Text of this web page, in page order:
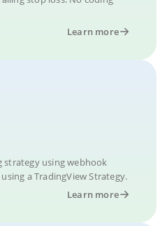
Learn more
strategy using webhook
a TradingView Strategy.
Learn more